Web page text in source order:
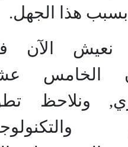
بسبب هذا الجهل.
نعيش الآن
الخامس
ونلاحظ